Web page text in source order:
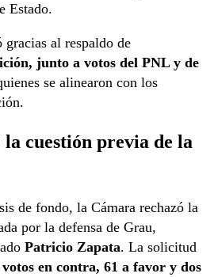
Estado.
al respaldo de
junto a votos del PNL y de
se alinearon con los
cuestión previa de la
de fondo, la Cámara rechazó la
por la defensa de Grau,
Patricio Zapata. La solicitud
votos en contra, 61 a favor y dos